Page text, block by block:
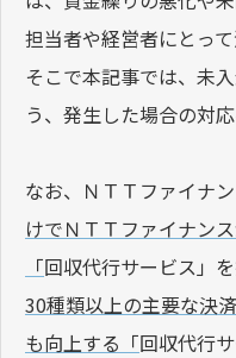
担当者や経営者にとって
そこで本記事では、未
う、発生した場合の対
なお、ＮＴＴファイナン
けでＮＴＴファイナン
「回収代行サービス」を
30種類以上の主要な決
も向上する「回収代行